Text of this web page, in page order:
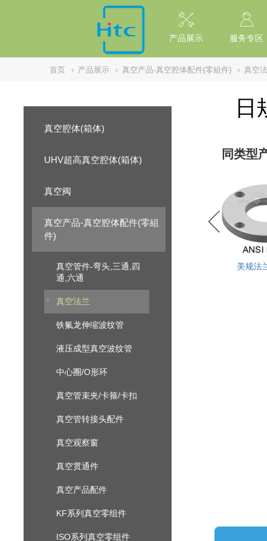
// replaced by scott on 2026/7/20 reason: high risk: Unsafe
产品展示 服务专区
首页 › 产品展示 › 真空产品-真空腔体配件(零組件) › 真空
真空腔体(箱体)
UHV超高真空腔体(箱体)
真空阀
真空产品-真空腔体配件(零組
件)
真空管件-弯头,三通,四
通,六通
真空法兰
铁氟龙伸缩波纹管
液压成型真空波纹管
中心圈/O形环
真空管束夹/卡箍/卡扣
真空管转接头配件
真空观察窗
真空贯通件
真空产品配件
KF系列真空零组件
ISO系列真空零组件
日
同类型
美规法